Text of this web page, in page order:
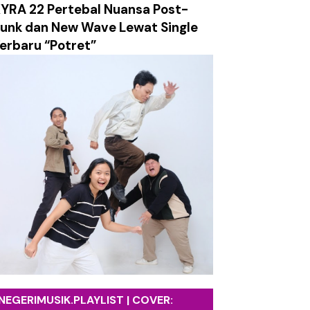
dalam Balutan Musik yang Tetap Relevan
Lewat Video Musik Sinematik "Takkan Berpisah"
dan Ledakan Emosi dalam Balutan Alt/Pop-Punk
Mensyukuri Proses Kehidupan
yang Hangat dan Sarat Harapan
Labirin Emosi yang Penuh Luka
Absurditas Realitas Modern
22 Pertebal Nuansa Post-
dan New Wave Lewat Single
“Potret”
| COVER: